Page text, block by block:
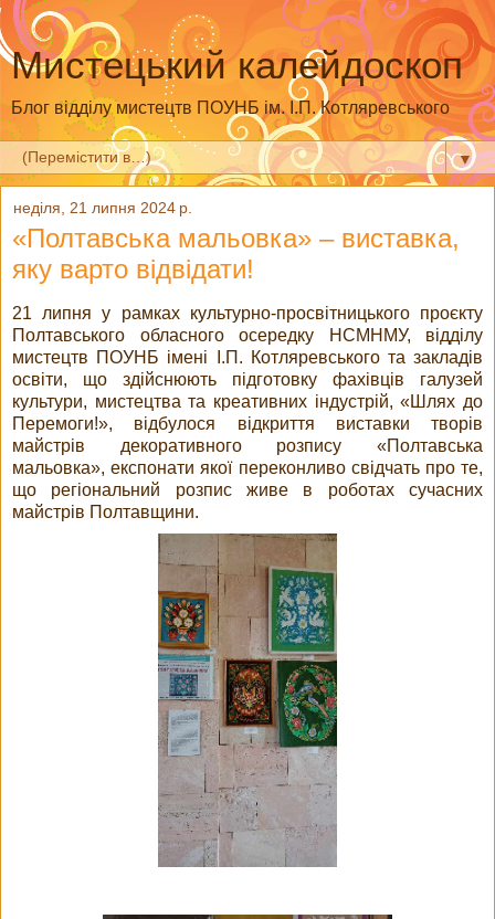
Мистецький калейдоскоп
Блог відділу мистецтв ПОУНБ ім. І.П. Котляревського
▼
неділя, 21 липня 2024 р.
«Полтавська мальовка» – виставка,
яку варто відвідати!
21 липня у рамках культурно-просвітницького проєкту
Полтавського обласного осередку НСМНМУ, відділу
мистецтв ПОУНБ імені І.П. Котляревського та закладів
освіти, що здійснюють підготовку фахівців галузей
культури, мистецтва та креативних індустрій, «Шлях до
Перемоги!», відбулося відкриття виставки творів
майстрів декоративного розпису «Полтавська
мальовка», експонати якої переконливо свідчать про те,
що регіональний розпис живе в роботах сучасних
майстрів Полтавщини.